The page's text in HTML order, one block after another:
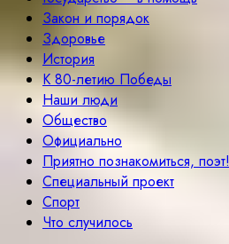
Закон и порядок
Здоровье
История
К 80-летию Победы
Наши люди
Общество
Официально
Приятно познакомиться, поэт!
Специальный проект
Спорт
Что случилось